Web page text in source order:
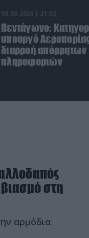
08.08.2026 | 21:02
Πεντάγωνο:
υπουργό
διαρροή απόρρητων
πληροφοριών
στη
αρμόδια